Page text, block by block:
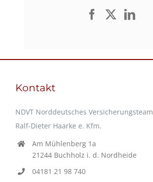
Kontakt
NDVT Norddeutsches Versicherungsteam
Ralf-Dieter Haarke e. Kfm.
Am Mühlenberg 1a
21244 Buchholz i. d. Nordheide
04181 21 98 740